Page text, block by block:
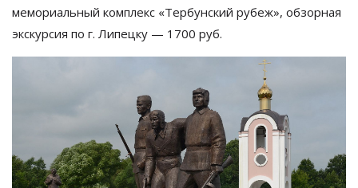
мемориальный комплекс «Тербунский рубеж», обзорная
экскурсия по г. Липецку — 1700 руб.